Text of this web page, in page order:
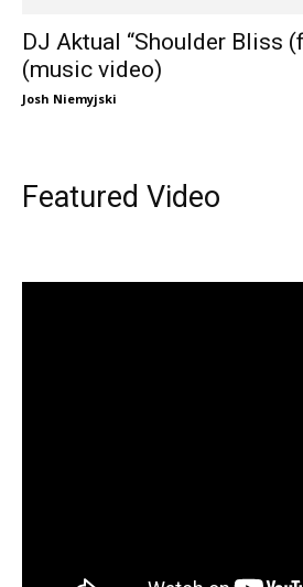
DJ Aktual “Shoulder Bliss
(music video)
Josh Niemyjski
Featured Video